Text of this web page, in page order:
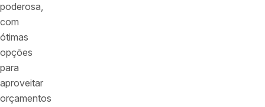
poderosa,
com
ótimas
opções
para
aproveitar
orçamentos